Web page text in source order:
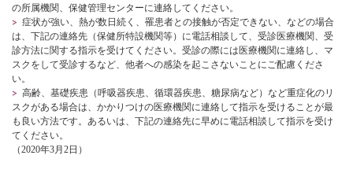
の所属機関、保健管理センターに連絡してください。
症状が強い、熱が数日続く、罹患者との接触が否定できない、などの場合
は、下記の連絡先 （保健所特設機関等）に電話相談して、 受診医療機関、受
診方法に関する指示を受けてください。受診の際には医療機関に連絡し、マ
スクをして受診するなど、他者への感染を起こさないことにご配慮くださ
い。
高齢、基礎疾患（呼吸器疾患、循環器疾患、糖尿病など）など重症化のリ
スクがある場合は、 かかりつけの医療機関に連絡して指示を受けることが最
も良い方法です。あるいは、下記の連絡先に早めに電話相談 して指示を受け
てください。
（2020年3月2日）